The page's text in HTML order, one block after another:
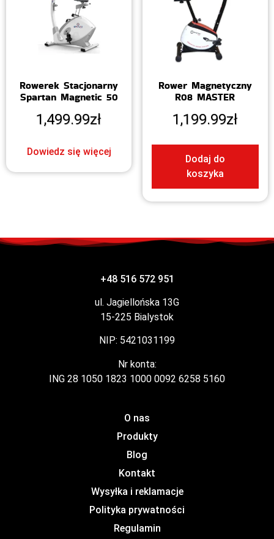
Rowerek Stacjonarny
Spartan Magnetic 50
1,499.99zł
Dowiedz się więcej
Rower Magnetyczny
R08 MASTER
1,199.99zł
Dodaj do
koszyka
+48 516 572 951
ul. Jagiellońska 13G
15-225 Bialystok
NIP: 5421031199
Nr konta:
ING 28 1050 1823 1000 0092 6258 5160
O nas
Produkty
Blog
Kontakt
Wysyłka i reklamacje
Polityka prywatności
Regulamin